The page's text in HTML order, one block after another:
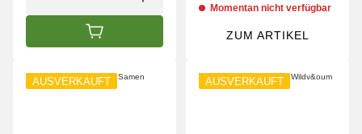
IN DEN WARENKORB
Momentan nicht verfügbar
ZUM ARTIKEL
AUSVERKAUFT AUSVERKAUFT